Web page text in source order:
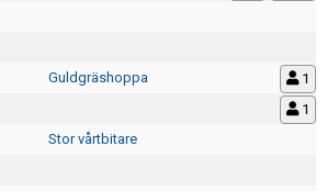
Guldgräshoppa
1
1
Stor vårtbitare
Skapa konto